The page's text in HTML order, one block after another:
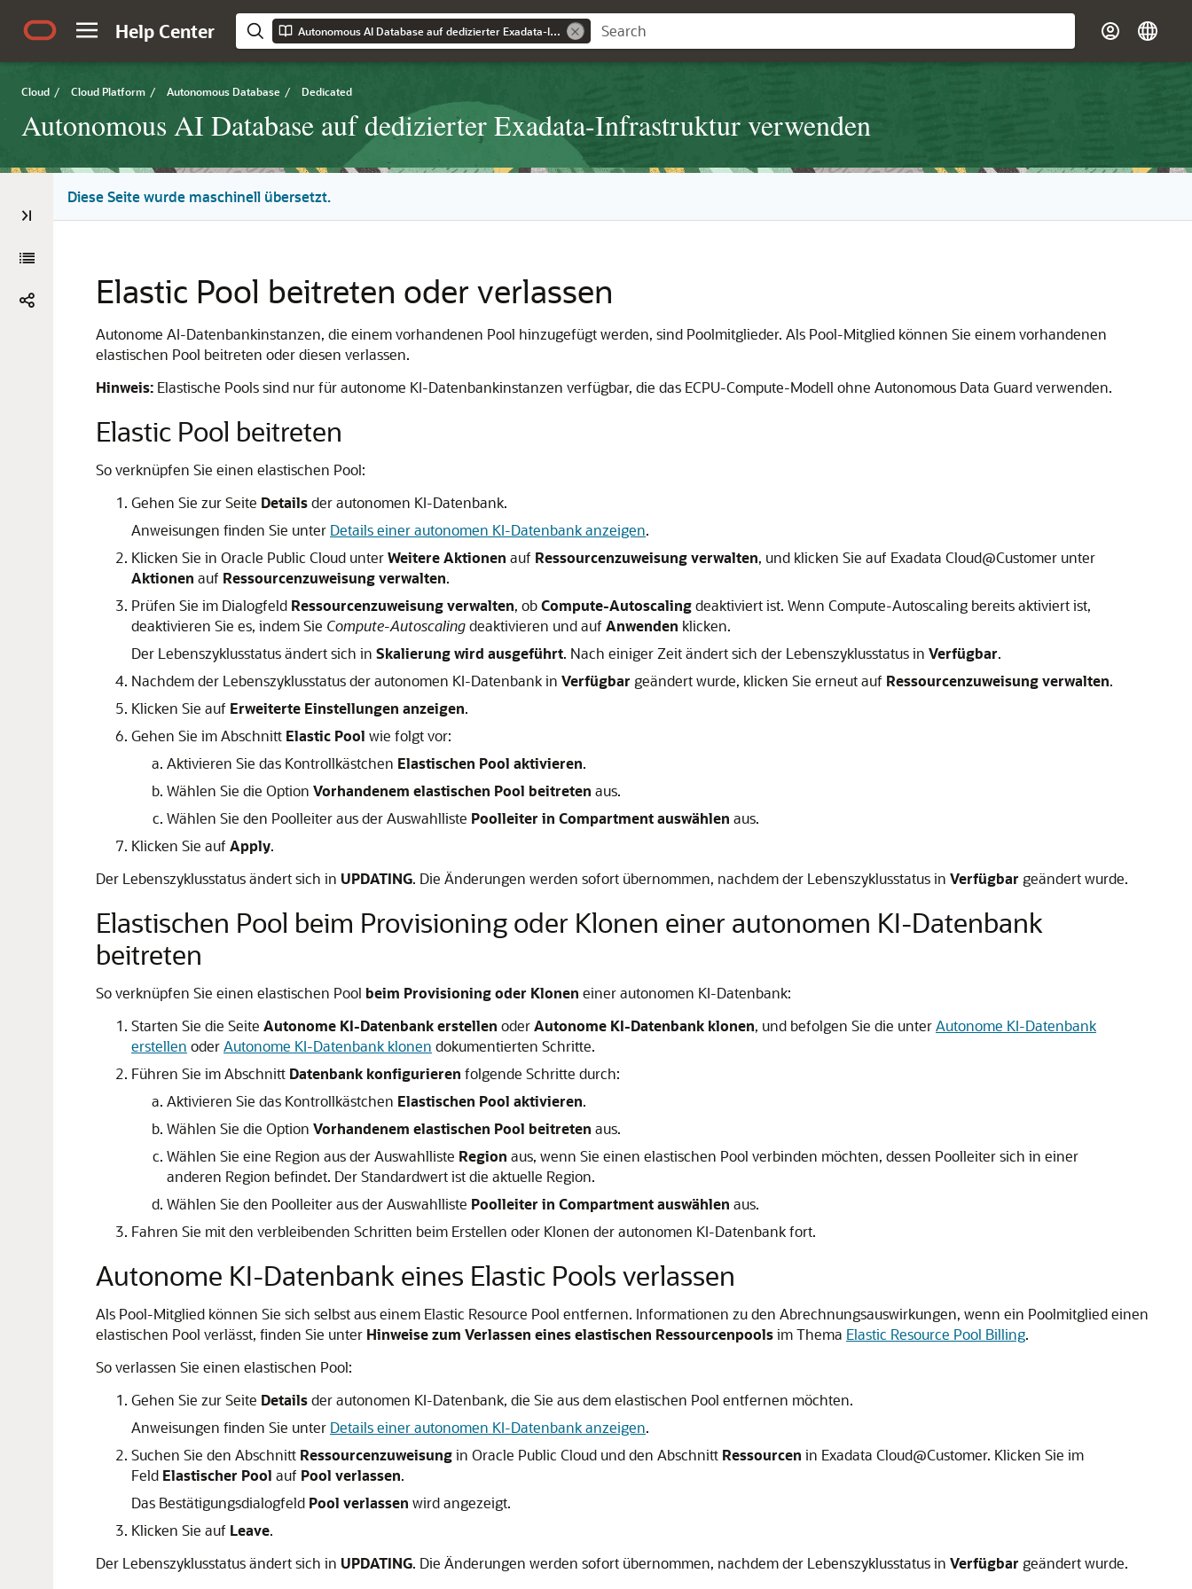
Help Center Autonomous AI Database auf dedizierter Exadata-Infrastruktur verwenden
Cloud / Cloud Platform / Autonomous Database / Dedicated
Autonomous AI Database auf dedizierter Exadata-Infrastruktur verwenden
Diese Seite wurde maschinell übersetzt.
Elastic Pool beitreten oder verlassen
Autonome AI-Datenbankinstanzen, die einem vorhandenen Pool hinzugefügt werden, sind Poolmitglieder. Als Pool-Mitglied können Sie einem vorhandenen
elastischen Pool beitreten oder diesen verlassen.
Hinweis: Elastische Pools sind nur für autonome KI-Datenbankinstanzen verfügbar, die das ECPU-Compute-Modell ohne Autonomous Data Guard verwenden.
Elastic Pool beitreten
So verknüpfen Sie einen elastischen Pool:
Gehen Sie zur Seite Detailsder autonomen KI-Datenbank.
Anweisungen finden Sie unter Details einer autonomen KI-Datenbank anzeigen.
Klicken Sie in Oracle Public Cloud unterWeitere Aktionen auf Ressourcenzuweisung verwalten, und klicken Sie auf Exadata Cloud@Customer unter
Aktionen auf Ressourcenzuweisung verwalten.
Prüfen Sie im Dialogfeld Ressourcenzuweisung verwalten, obCompute-Autoscalingdeaktiviert ist. Wenn Compute-Autoscaling bereits aktiviert ist,
deaktivieren Sie es, indem Sie Compute-Autoscalingdeaktivieren und auf Anwenden klicken.
Der Lebenszyklusstatus ändert sich in Skalierung wird ausgeführt. Nach einiger Zeit ändert sich der Lebenszyklusstatus in Verfügbar.
Nachdem der Lebenszyklusstatus der autonomen KI-Datenbank in Verfügbar geändert wurde, klicken Sie erneut auf Ressourcenzuweisung verwalten.
Klicken Sie auf Erweiterte Einstellungen anzeigen.
Gehen Sie im Abschnitt Elastic Pool wie folgt vor:
Aktivieren Sie das Kontrollkästchen Elastischen Pool aktivieren.
Wählen Sie die Option Vorhandenem elastischen Pool beitreten aus.
Wählen Sie den Poolleiter aus der Auswahlliste Poolleiter in Compartment auswählen aus.
Klicken Sie auf Apply.
Der Lebenszyklusstatus ändert sich in UPDATING. Die Änderungen werden sofort übernommen, nachdem der Lebenszyklusstatus in Verfügbar geändert wurde.
Elastischen Pool beim Provisioning oder Klonen einer autonomen KI-Datenbank
beitreten
So verknüpfen Sie einen elastischen Pool beim Provisioning oder Klonen einer autonomen KI-Datenbank:
Starten Sie die Seite Autonome KI-Datenbank erstellen oderAutonome KI-Datenbank klonen, und befolgen Sie die unterAutonome KI-Datenbank
erstellen oderAutonome KI-Datenbank klonen dokumentierten Schritte.
Führen Sie im Abschnitt Datenbank konfigurieren folgende Schritte durch:
Aktivieren Sie das Kontrollkästchen Elastischen Pool aktivieren.
Wählen Sie die Option Vorhandenem elastischen Pool beitreten aus.
Wählen Sie eine Region aus der Auswahlliste Region aus, wenn Sie einen elastischen Pool verbinden möchten, dessen Poolleiter sich in einer
anderen Region befindet. Der Standardwert ist die aktuelle Region.
Wählen Sie den Poolleiter aus der Auswahlliste Poolleiter in Compartment auswählen aus.
Fahren Sie mit den verbleibenden Schritten beim Erstellen oder Klonen der autonomen KI-Datenbank fort.
Autonome KI-Datenbank eines Elastic Pools verlassen
Als Pool-Mitglied können Sie sich selbst aus einem Elastic Resource Pool entfernen. Informationen zu den Abrechnungsauswirkungen, wenn ein Poolmitglied einen
elastischen Pool verlässt, finden Sie unter Hinweise zum Verlassen eines elastischen Ressourcenpoolsim Thema Elastic Resource Pool Billing.
So verlassen Sie einen elastischen Pool:
Gehen Sie zur Seite Detailsder autonomen KI-Datenbank, die Sie aus dem elastischen Pool entfernen möchten.
Anweisungen finden Sie unter Details einer autonomen KI-Datenbank anzeigen.
Suchen Sie den Abschnitt Ressourcenzuweisungin Oracle Public Cloud und den Abschnitt Ressourcen in Exadata Cloud@Customer. Klicken Sie im
Feld Elastischer Pool auf Pool verlassen.
Das Bestätigungsdialogfeld Pool verlassen wird angezeigt.
Klicken Sie auf Leave.
Der Lebenszyklusstatus ändert sich in UPDATING. Die Änderungen werden sofort übernommen, nachdem der Lebenszyklusstatus in Verfügbar geändert wurde.